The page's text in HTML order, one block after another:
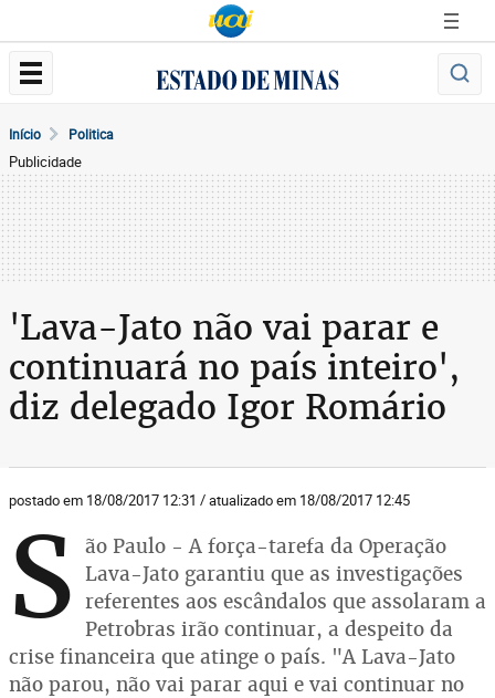
Início Politica
Publicidade
'Lava-Jato não vai parar e
continuará no país inteiro',
diz delegado Igor Romário
postado em 18/08/2017 12:31 / atualizado em 18/08/2017 12:45
S ão Paulo - A força-tarefa da Operação
Lava-Jato garantiu que as investigações
referentes aos escândalos que assolaram a
Petrobras irão continuar, a despeito da
crise financeira que atinge o país. "A Lava-Jato
não parou, não vai parar aqui e vai continuar no